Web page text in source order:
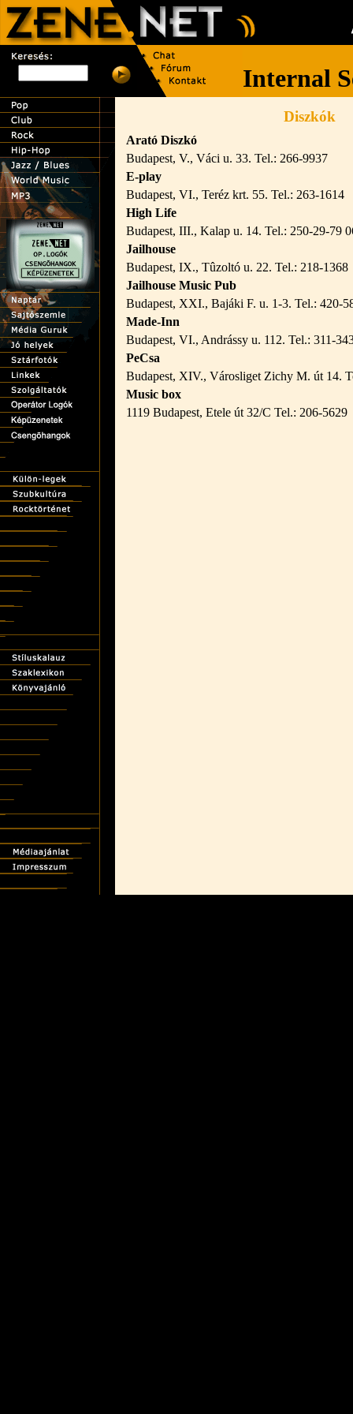
Diszkók
Arató Diszkó
Budapest, V., Váci u. 33. Tel.: 266-9937
E-play
Budapest, VI., Teréz krt. 55. Tel.: 263-1614
High Life
Budapest, III., Kalap u. 14. Tel.: 250-29-79
Jailhouse
Budapest, IX., Tûzoltó u. 22. Tel.: 218-1368
Jailhouse Music Pub
Budapest, XXI., Bajáki F. u. 1-3. Tel.: 420-
Made-Inn
Budapest, VI., Andrássy u. 112. Tel.: 311-
PeCsa
Budapest, XIV., Városliget Zichy M. út 14.
Music box
1119 Budapest, Etele út 32/C Tel.: 206-5629